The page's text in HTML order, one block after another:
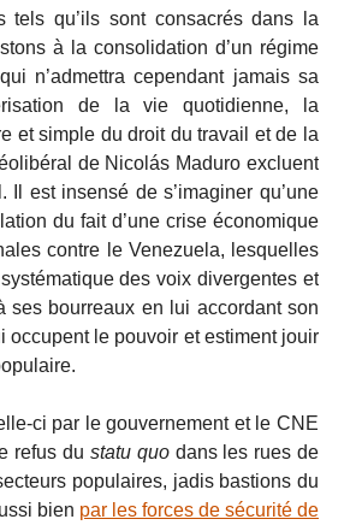
tels qu’ils sont consacrés dans la
à la consolidation d’un régime
n’admettra cependant jamais sa
de la vie quotidienne, la
et simple du droit du travail et de la
de Nicolás Maduro excluent
est insensé de s’imaginer qu’une
du fait d’une crise économique
contre le Venezuela, lesquelles
des voix divergentes et
bourreaux en lui accordant son
occupent le pouvoir et estiment jouir
ci par le gouvernement et le CNE
refus du statu quodans les rues de
populaires, jadis bastions du
bien par les forces de sécurité de